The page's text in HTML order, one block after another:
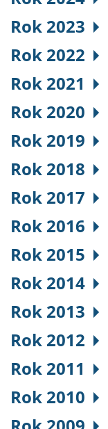
Rok 2023
Rok 2022
Rok 2021
Rok 2020
Rok 2019
Rok 2018
Rok 2017
Rok 2016
Rok 2015
Rok 2014
Rok 2013
Rok 2012
Rok 2011
Rok 2010